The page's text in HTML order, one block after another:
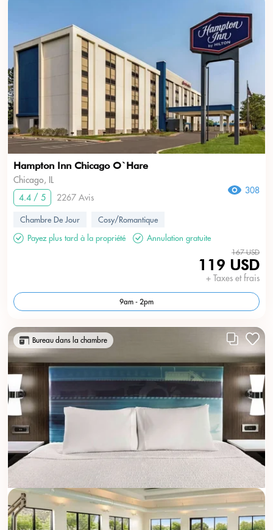
Hampton Inn Chicago O`Hare
Chicago, IL
4.4 / 5
2267 Avis
308
Chambre De Jour
Cosy/Romantique
Payez plus tard à la propriété
Annulation gratuite
167 USD
119 USD
+ Taxes et frais
9am - 2pm
Bureau dans la chambre